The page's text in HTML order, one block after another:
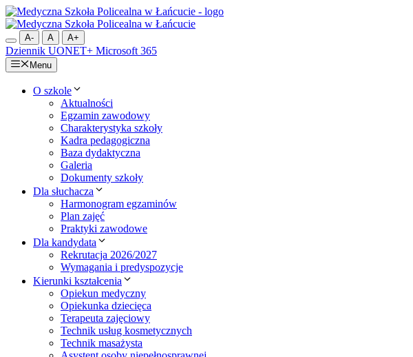
Przejdź
do
treściA- A A+
Dziennik UONET+ Microsoft 365
Menu
O szkole
Aktualności
Egzamin zawodowy
Charakterystyka szkoły
Kadra pedagogiczna
Baza dydaktyczna
Galeria
Dokumenty szkoły
Dla słuchacza
Harmonogram egzaminów
Plan zajęć
Praktyki zawodowe
Dla kandydata
Rekrutacja 2026/2027
Wymagania i predyspozycje
Kierunki kształcenia
Opiekun medyczny
Opiekunka dziecięca
Terapeuta zajęciowy
Technik usług kosmetycznych
Technik masażysta